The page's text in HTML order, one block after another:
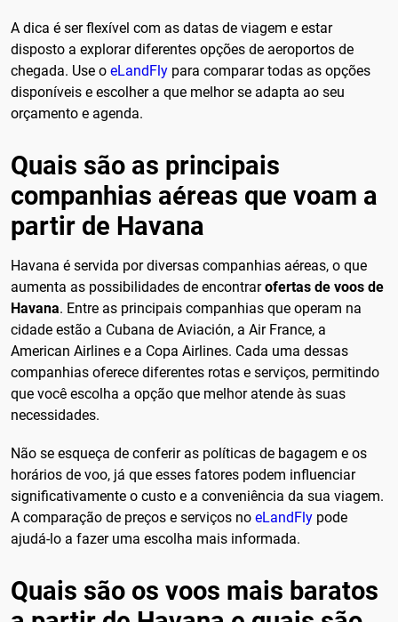
A dica é ser flexível com as datas de viagem e estar
disposto a explorar diferentes opções de aeroportos de
chegada. Use o eLandFly para comparar todas as opções
disponíveis e escolher a que melhor se adapta ao seu
orçamento e agenda.
Quais são as principais
companhias aéreas que voam a
partir de Havana
Havana é servida por diversas companhias aéreas, o que
aumenta as possibilidades de encontrarofertas de voos de
Havana. Entre as principais companhias que operam na
cidade estão a Cubana de Aviación, a Air France, a
American Airlines e a Copa Airlines. Cada uma dessas
companhias oferece diferentes rotas e serviços, permitindo
que você escolha a opção que melhor atende às suas
necessidades.
Não se esqueça de conferir as políticas de bagagem e os
horários de voo, já que esses fatores podem influenciar
significativamente o custo e a conveniência da sua viagem.
A comparação de preços e serviços no eLandFly pode
ajudá-lo a fazer uma escolha mais informada.
Quais são os voos mais baratos